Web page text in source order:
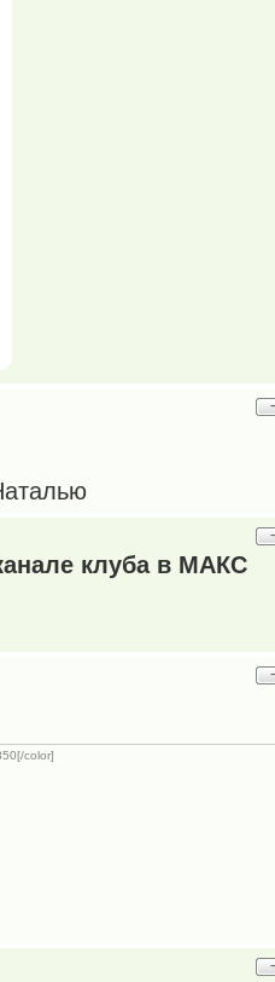
клуба в МАКС
color]